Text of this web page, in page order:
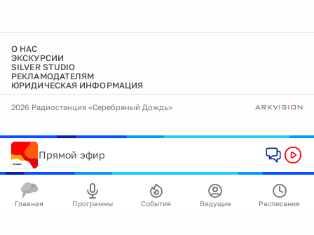
О НАС
ЭКСКУРСИИ
SILVER STUDIO
РЕКЛАМОДАТЕЛЯМ
ЮРИДИЧЕСКАЯ ИНФОРМАЦИЯ
2026 Радиостанция «Серебряный Дождь»
Прямой эфир
Главная Программы События Ведущие Расписание